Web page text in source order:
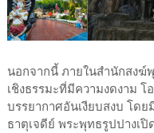
นอกจากนี้ ภายในสำนักสงฆ์
เชิงธรรมะที่มีความงดงาม
บรรยากาศอันเงียบสงบ โด
ธาตุเจดีย์ พระพุทธรูปปางเ